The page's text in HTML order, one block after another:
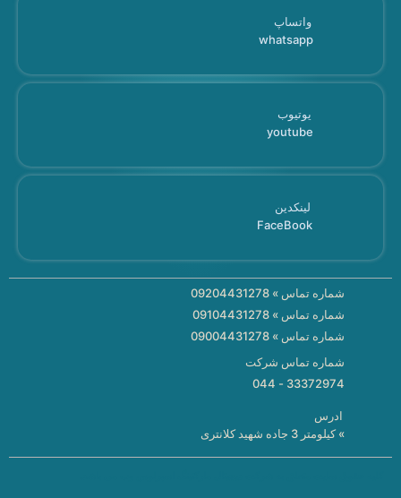
واتساپ
whatsapp
یوتیوب
youtube
لینکدین
FaceBook
شماره تماس » 09204431278
شماره تماس » 09104431278
شماره تماس » 09004431278
شماره تماس شرکت
33372974 - 044
ادرس
» کیلومتر 3 جاده شهید کلانتری